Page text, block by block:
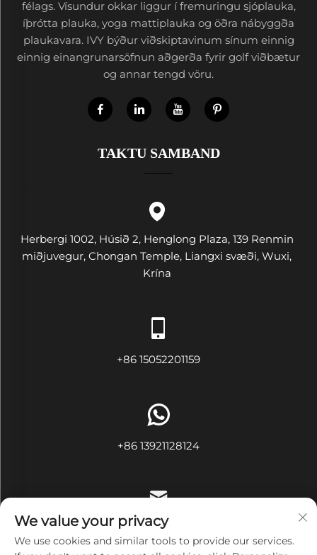
félags. Vísundur okkar liggur í fremuringu sjóplauka,
íþrótta plauka, yoga mattiplauka og öðra nábyggða
plaukavara. IVY býður viðskiptavinum sínum einnig
einnig einangrunarsöfnun aðgerða fyrir golf viðbætur
og annar tengd vöru.
TAKTU SAMBAND
Herbergi 1002, Húsið 2, Henglong Plaza, 139 Renmin
miðjuvegur, Chongan Temple, Liangxi svæði, Wuxi,
Krína
+86 15052201159
+86 13921128124
[email protected]
We value your privacy
We use cookies and similar tools to provide our services.